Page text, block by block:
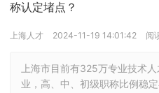
称认定堵点？
上海人才 2024-11-19 14:01:42 阅
上海市目前有325万专业技术
业，高、中、初级职称比例稳